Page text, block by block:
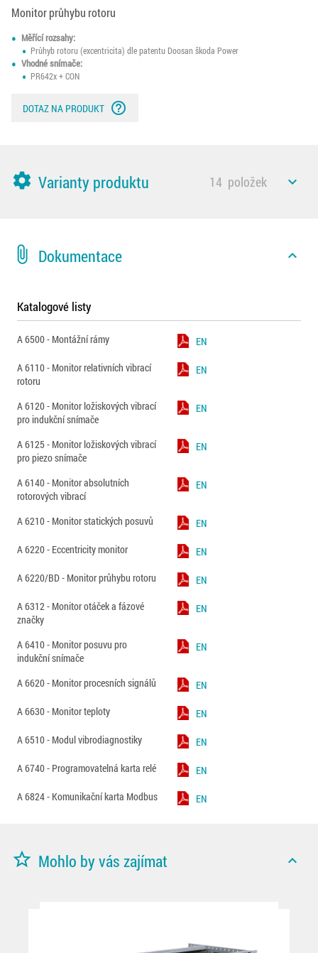
Monitor průhybu rotoru
Měřící rozsahy:
Průhyb rotoru (excentricita) dle patentu Doosan škoda Power
Vhodné snímače:
PR642x + CON
DOTAZ NA PRODUKT help_outline
settings Varianty produktu 14 položek expand_less
attach_file Dokumentace expand_less
Katalogové listy
A 6500 - Montážní rámy
EN
A 6110 - Monitor relativních vibrací
rotoru
EN
A 6120 - Monitor ložiskových vibrací
pro indukční snímače
EN
A 6125 - Monitor ložiskových vibrací
pro piezo snímače
EN
A 6140 - Monitor absolutních
rotorových vibrací
EN
A 6210 - Monitor statických posuvů
EN
A 6220 - Eccentricity monitor
EN
A 6220/BD - Monitor průhybu rotoru
EN
A 6312 - Monitor otáček a fázové
značky
EN
A 6410 - Monitor posuvu pro
indukční snímače
EN
A 6620 - Monitor procesních signálů
EN
A 6630 - Monitor teploty
EN
A 6510 - Modul vibrodiagnostiky
EN
A 6740 - Programovatelná karta relé
EN
A 6824 - Komunikační karta Modbus
EN
star_border Mohlo by vás zajímat expand_less